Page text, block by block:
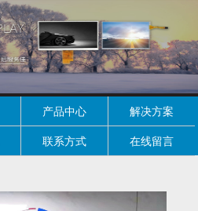
产品中心
解决方案
联系方式 在线留言